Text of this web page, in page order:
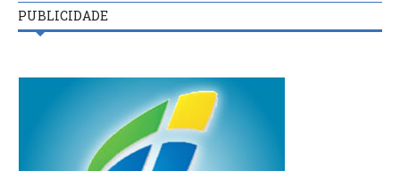
PUBLICIDADE